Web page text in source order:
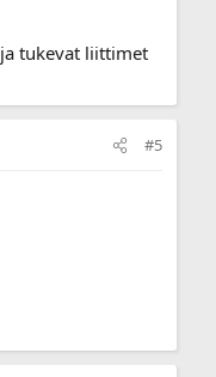
tukevat liittimet
#5